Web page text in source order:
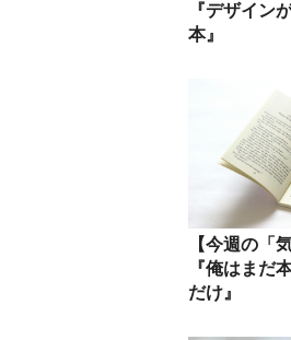
『デザイン
本』
【今週の「
『俺はまだ
だけ』